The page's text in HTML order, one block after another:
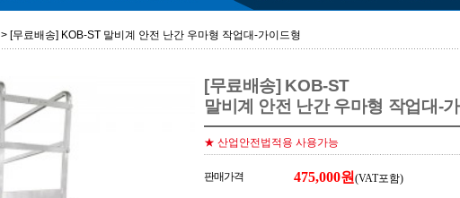
> [무료배송] KOB-ST 말비계 안전 난간 우마형 작업대-가이드형
[무료배송] KOB-ST
말비계 안전 난간 우마형 작업대-
★ 산업안전법적용 사용가능
판매가격 475,000원 (VAT포함)